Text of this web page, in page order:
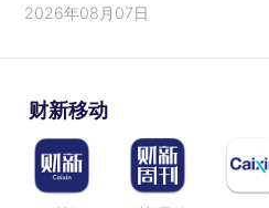
2026年08月07日
财新移动